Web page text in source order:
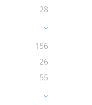
28
156
26
55